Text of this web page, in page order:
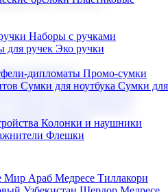
Наборы с ручками
для ручек Эко ручки
дипломаты Промо-сумки
Сумки для ноутбука Сумки для
Колонки и наушники
Флешки
Кошельки
Наборы с аккумуляторами
Наборы с ежедневниками
Чайные наборы
Мир Араб Медресе Тиллакори